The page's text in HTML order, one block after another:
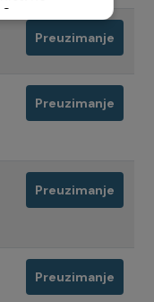
Preuzimanje
Preuzimanje
Preuzimanje
Preuzimanje